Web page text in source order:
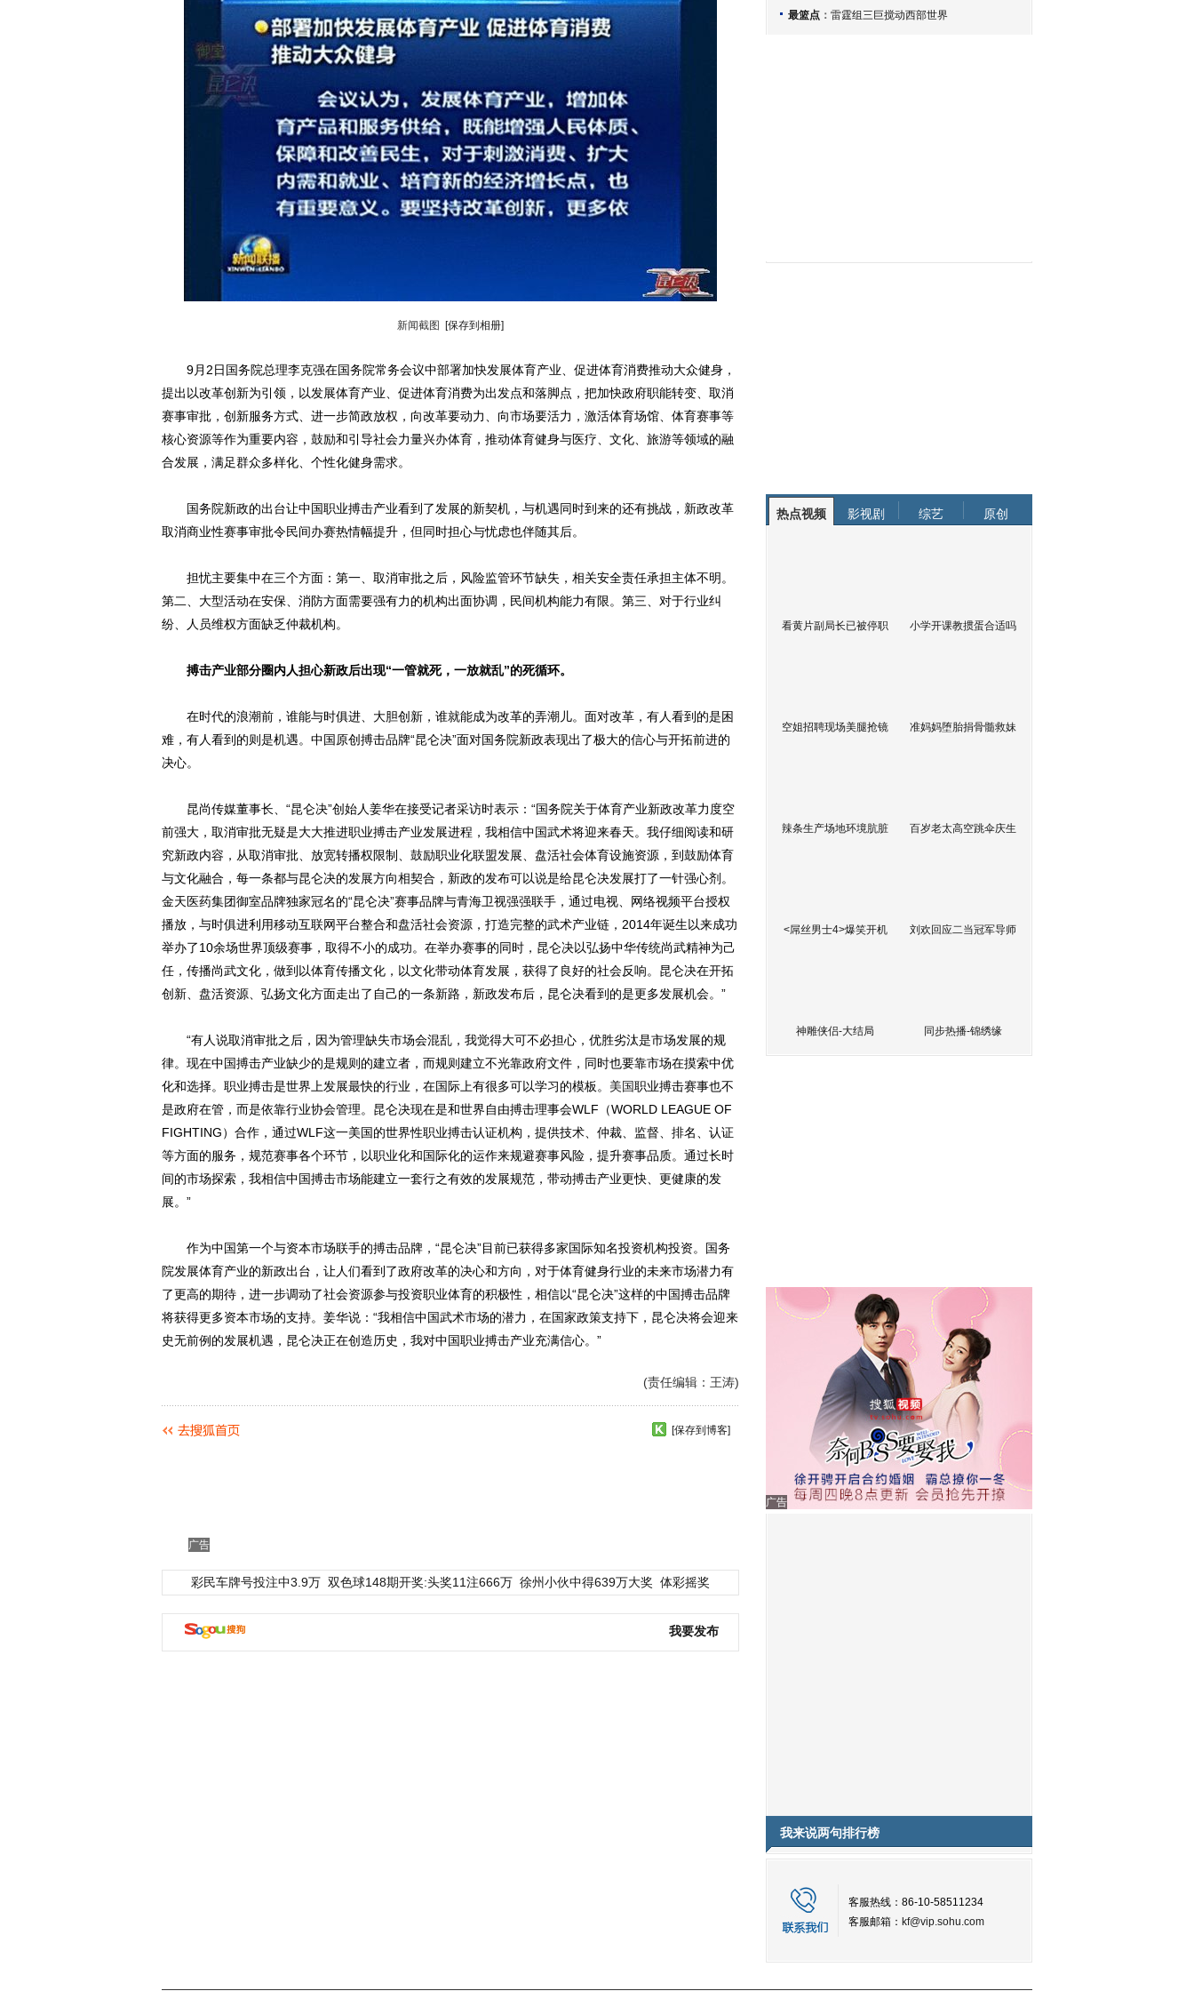
新闻截图 [保存到相册]
9月2日国务院总理李克强在国务院常务会议中部署加快发展体育产业、促进体育消费推动大众健身，
提出以改革创新为引领，以发展体育产业、促进体育消费为出发点和落脚点，把加快政府职能转变、取消
赛事审批，创新服务方式、进一步简政放权，向改革要动力、向市场要活力，激活体育场馆、体育赛事等
核心资源等作为重要内容，鼓励和引导社会力量兴办体育，推动体育健身与医疗、文化、旅游等领域的融
合发展，满足群众多样化、个性化健身需求。
国务院新政的出台让中国职业搏击产业看到了发展的新契机，与机遇同时到来的还有挑战，新政改革
取消商业性赛事审批令民间办赛热情幅提升，但同时担心与忧虑也伴随其后。
担忧主要集中在三个方面：第一、取消审批之后，风险监管环节缺失，相关安全责任承担主体不明。
第二、大型活动在安保、消防方面需要强有力的机构出面协调，民间机构能力有限。第三、对于行业纠
纷、人员维权方面缺乏仲裁机构。
搏击产业部分圈内人担心新政后出现“一管就死，一放就乱”的死循环。
在时代的浪潮前，谁能与时俱进、大胆创新，谁就能成为改革的弄潮儿。面对改革，有人看到的是困
难，有人看到的则是机遇。中国原创搏击品牌“昆仑决”面对国务院新政表现出了极大的信心与开拓前进的
决心。
昆尚传媒董事长、“昆仑决”创始人姜华在接受记者采访时表示：“国务院关于体育产业新政改革力度空
前强大，取消审批无疑是大大推进职业搏击产业发展进程，我相信中国武术将迎来春天。我仔细阅读和研
究新政内容，从取消审批、放宽转播权限制、鼓励职业化联盟发展、盘活社会体育设施资源，到鼓励体育
与文化融合，每一条都与昆仑决的发展方向相契合，新政的发布可以说是给昆仑决发展打了一针强心剂。
金天医药集团御室品牌独家冠名的“昆仑决”赛事品牌与青海卫视强强联手，通过电视、网络视频平台授权
播放，与时俱进利用移动互联网平台整合和盘活社会资源，打造完整的武术产业链，2014年诞生以来成功
举办了10余场世界顶级赛事，取得不小的成功。在举办赛事的同时，昆仑决以弘扬中华传统尚武精神为己
任，传播尚武文化，做到以体育传播文化，以文化带动体育发展，获得了良好的社会反响。昆仑决在开拓
创新、盘活资源、弘扬文化方面走出了自己的一条新路，新政发布后，昆仑决看到的是更多发展机会。”
“有人说取消审批之后，因为管理缺失市场会混乱，我觉得大可不必担心，优胜劣汰是市场发展的规
律。现在中国搏击产业缺少的是规则的建立者，而规则建立不光靠政府文件，同时也要靠市场在摸索中优
化和选择。职业搏击是世界上发展最快的行业，在国际上有很多可以学习的模板。 美国职业搏击赛事也不
是政府在管，而是依靠行业协会管理。昆仑决现在是和世界自由搏击理事会WLF（WORLD LEAGUE OF
FIGHTING）合作，通过WLF这一美国的世界性职业搏击认证机构，提供技术、仲裁、监督、排名、认证
等方面的服务，规范赛事各个环节，以职业化和国际化的运作来规避赛事风险，提升赛事品质。通过长时
间的市场探索，我相信中国搏击市场能建立一套行之有效的发展规范，带动搏击产业更快、更健康的发
展。”
作为中国第一个与资本市场联手的搏击品牌，“昆仑决”目前已获得多家国际知名投资机构投资。国务
院发展体育产业的新政出台，让人们看到了政府改革的决心和方向，对于体育健身行业的未来市场潜力有
了更高的期待，进一步调动了社会资源参与投资职业体育的积极性，相信以“昆仑决”这样的中国搏击品牌
将获得更多资本市场的支持。姜华说：“我相信中国武术市场的潜力，在国家政策支持下，昆仑决将会迎来
史无前例的发展机遇，昆仑决正在创造历史，我对中国职业搏击产业充满信心。”
(责任编辑：王涛)
[保存到博客]
广告
彩民车牌号投注中3.9万 双色球148期开奖:头奖11注666万 徐州小伙中得639万大奖 体彩摇奖
我要发布
最篮点 ： 雷霆组三巨搅动西部世界
热点视频 影视剧 综艺 原创
看黄片副局长已被停职 小学开课教掼蛋合适吗
空姐招聘现场美腿抢镜 准妈妈堕胎捐骨髓救妹
辣条生产场地环境肮脏 百岁老太高空跳伞庆生
<屌丝男士4>爆笑开机 刘欢回应二当冠军导师
神雕侠侣-大结局 同步热播-锦绣缘
广告
我来说两句排行榜
客服热线：86-10-58511234
客服邮箱： kf@vip.sohu.com